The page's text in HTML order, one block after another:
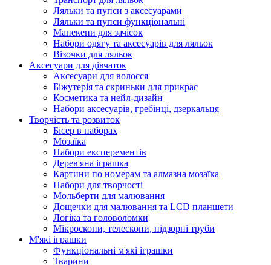
Ляльки та пупси з аксесуарами
Ляльки та пупси функціональні
Манекени для зачісок
Набори одягу та аксесуарів для ляльок
Візочки для ляльок
Аксесуари для дівчаток
Аксесуари для волосся
Біжутерія та скриньки для прикрас
Косметика та нейл-дизайн
Набори аксесуарів, гребінці, дзеркальця
Творчість та розвиток
Бісер в наборах
Мозаїка
Набори експерементів
Дерев'яна іграшка
Картини по номерам та алмазна мозаїка
Набори для творчості
Мольберти для малювання
Дощечки для малювання та LCD планшети
Логіка та головоломки
Мікроскопи, телескопи, підзорні труби
М'які іграшки
Функціональні м'які іграшки
Тварини